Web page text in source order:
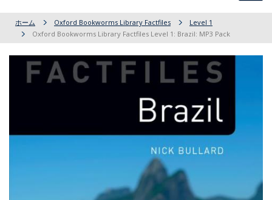
ホーム Oxford Bookworms Library Factfiles
Level 1
Oxford Bookworms Library Factfiles Level 1: Brazil: MP3 Pack